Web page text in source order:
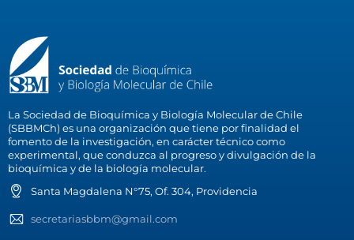
La Sociedad de Bioquímica y Biología Molecular de Chile
(SBBMCh) es una organización que tiene por finalidad el
fomento de la investigación, en carácter técnico como
experimental, que conduzca al progreso y divulgación de la
bioquímica y de la biología molecular.
Santa Magdalena N°75, Of. 304, Providencia
secretariasbbm@gmail.com